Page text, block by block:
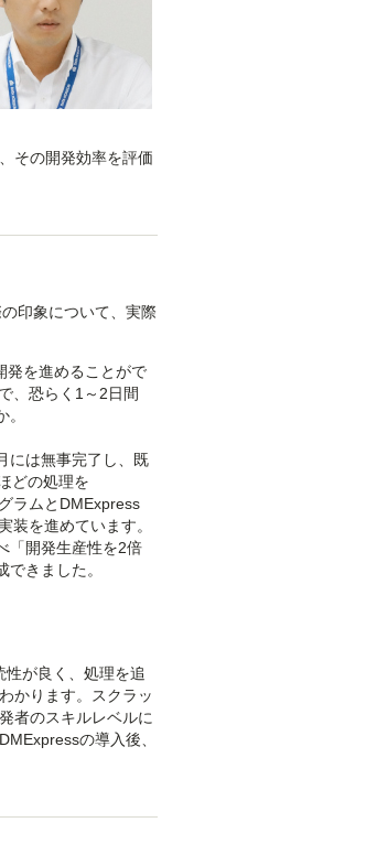
その開発効率を評価
印象について、実際
を進めることがで
、恐らく1～2日間
には無事完了し、既
どの処理を
ラムとDMExpress
装を進めています。
「開発生産性を2倍
きました。
が良く、処理を追
かります。スクラッ
者のスキルレベルに
の導入後、